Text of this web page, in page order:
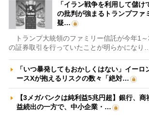
「イラン戦争を利用して儲け
の批判が強まるトランプファ
疑…
トランプ大統領のファミリー信託が今年1
の証券取引を行っていたことが明らかになり…
「いつ暴発してもおかしくはない」イーロ
ースXが抱えるリスクの数々「絶対…
【3メガバンクは純利益5兆円超】銀行、
益続出の一方で、中小企業・…